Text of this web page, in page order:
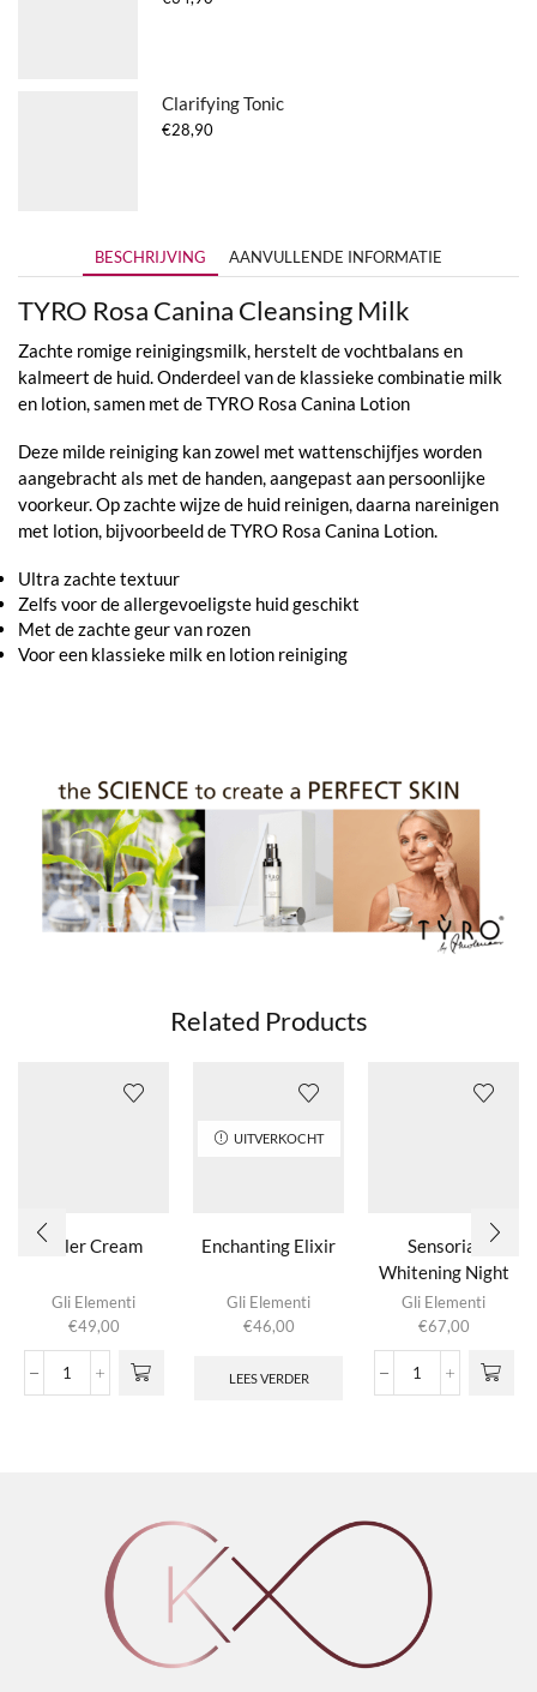
Clarifying Tonic
€28,90
BESCHRIJVING AANVULLENDE INFORMATIE
TYRO Rosa Canina Cleansing Milk
Zachte romige reinigingsmilk, herstelt de vochtbalans en
kalmeert de huid. Onderdeel van de klassieke combinatie milk
en lotion, samen met de TYRO Rosa Canina Lotion
Deze milde reiniging kan zowel met wattenschijfjes worden
aangebracht als met de handen, aangepast aan persoonlijke
voorkeur. Op zachte wijze de huid reinigen, daarna nareinigen
met lotion, bijvoorbeeld de TYRO Rosa Canina Lotion.
Ultra zachte textuur
Zelfs voor de allergevoeligste huid geschikt
Met de zachte geur van rozen
Voor een klassieke milk en lotion reiniging
Related Products
Filler Cream
Gli Elementi
€49,00
Filler
UITVERKOCHT
Enchanting Elixir
Gli Elementi
€46,00
LEES VERDER
Sensorial
Whitening Night
Cream
Gli Elementi
€67,00
Sensorial